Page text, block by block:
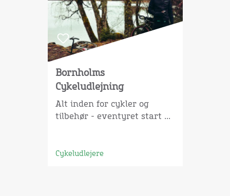
Bornholms
Cykeludlejning
Alt inden for cykler og
tilbehør - eventyret start ...
Cykeludlejere